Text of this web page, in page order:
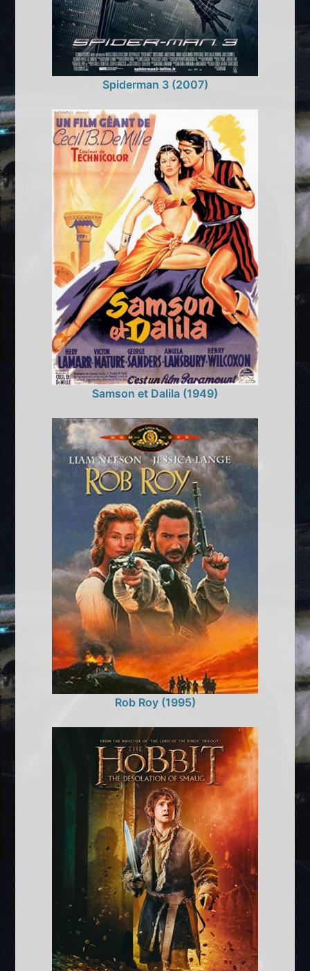
Spiderman 3 (2007)
Samson et Dalila (1949)
Rob Roy (1995)